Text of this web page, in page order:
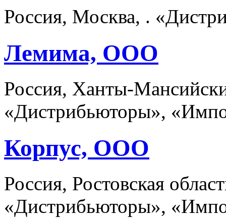
Россия, Москва, .
Лемима, ООО
Россия, Ханты-
«Дистрибьюторы»,
Корпус, ООО
Россия, Ростовская
«Дистрибьюторы»,